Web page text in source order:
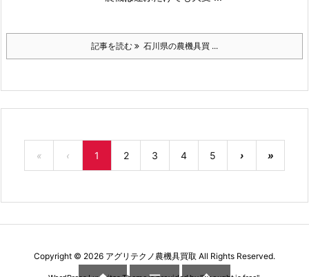
記事を読む 石川県の農機具買 ...
« ‹ 1 2 3 4 5 › »
Copyright © 2026 アグリテクノ農機具買取 All Rights Reserved.